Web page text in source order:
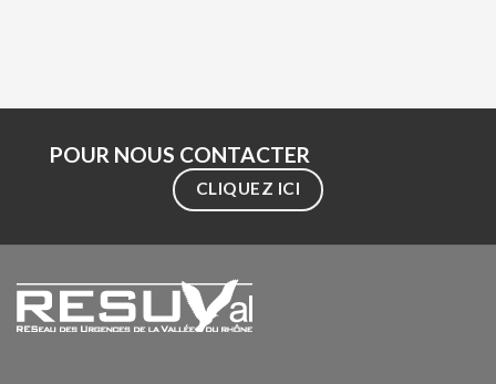
POUR NOUS CONTACTER
CLIQUEZ ICI